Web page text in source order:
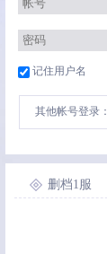
记住用户名
其他帐号登录：
删档1服